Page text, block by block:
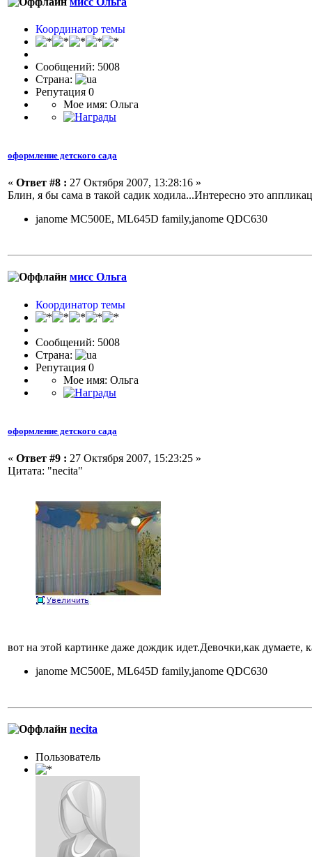
Координатор темы
Сообщений: 5008
Страна:
Репутация 0
Мое имя: Ольга
оформление детского сада
« Ответ #8 : 27 Октября 2007, 13:28:16 »
Блин, я бы сама в такой садик ходила...Интересно это
janome MC500E, ML645D family,janome QDC630
мисс Ольга
Координатор темы
Сообщений: 5008
Страна:
Репутация 0
Мое имя: Ольга
оформление детского сада
« Ответ #9 : 27 Октября 2007, 15:23:25 »
Цитата: "necita"
вот на этой картинке даже дождик идет.Девочки,как думаете,
janome MC500E, ML645D family,janome QDC630
necita
Пользовaтeль